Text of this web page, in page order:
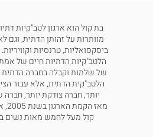
בת קול הוא ארגון לטב"קיות
מוותרות על זהותן הדתית, וגם
ביסקסואליות, טרנסיות
הלטב"קיות הדתיות חיים של
של שלמות וקבלה בחברה
הלטב"קית הדתית, אלא עבור
יותר, חברה צודקת יותר,
קול מעל לחמש מאות נשים